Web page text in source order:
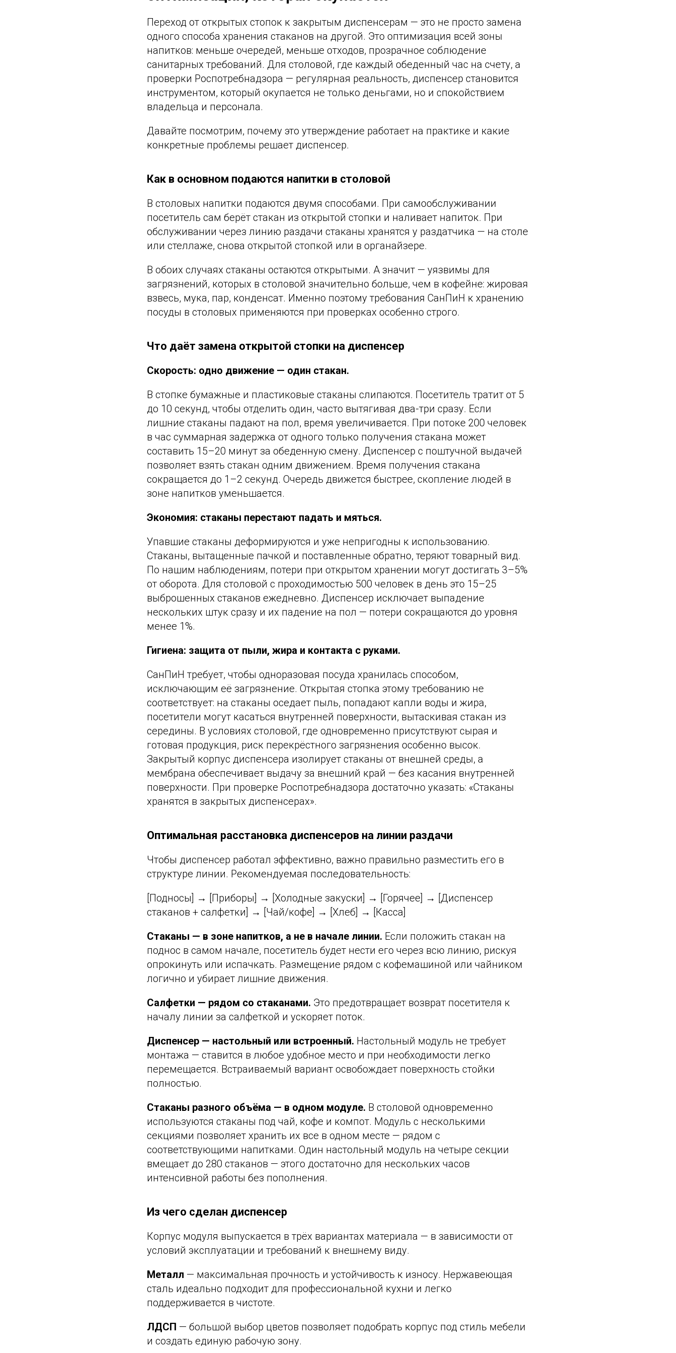
Переход от открытых стопок к закрытым диспенсерам — это не просто замена
одного способа хранения стаканов на другой. Это оптимизация всей зоны
напитков: меньше очередей, меньше отходов, прозрачное соблюдение
санитарных требований. Для столовой, где каждый обеденный час на счету, а
проверки Роспотребнадзора — регулярная реальность, диспенсер становится
инструментом, который окупается не только деньгами, но и спокойствием
владельца и персонала.
Давайте посмотрим, почему это утверждение работает на практике и какие
конкретные проблемы решает диспенсер.
Как в основном подаются напитки в столовой
В столовых напитки подаются двумя способами. При самообслуживании
посетитель сам берёт стакан из открытой стопки и наливает напиток. При
обслуживании через линию раздачи стаканы хранятся у раздатчика — на столе
или стеллаже, снова открытой стопкой или в органайзере.
В обоих случаях стаканы остаются открытыми. А значит — уязвимы для
загрязнений, которых в столовой значительно больше, чем в кофейне: жировая
взвесь, мука, пар, конденсат. Именно поэтому требования СанПиН к хранению
посуды в столовых применяются при проверках особенно строго.
Что даёт замена открытой стопки на диспенсер
Скорость: одно движение — один стакан.
В стопке бумажные и пластиковые стаканы слипаются. Посетитель тратит от 5
до 10 секунд, чтобы отделить один, часто вытягивая два-три сразу. Если
лишние стаканы падают на пол, время увеличивается. При потоке 200 человек
в час суммарная задержка от одного только получения стакана может
составить 15–20 минут за обеденную смену. Диспенсер с поштучной выдачей
позволяет взять стакан одним движением. Время получения стакана
сокращается до 1–2 секунд. Очередь движется быстрее, скопление людей в
зоне напитков уменьшается.
Экономия: стаканы перестают падать и мяться.
Упавшие стаканы деформируются и уже непригодны к использованию.
Стаканы, вытащенные пачкой и поставленные обратно, теряют товарный вид.
По нашим наблюдениям, потери при открытом хранении могут достигать 3–5%
от оборота. Для столовой с проходимостью 500 человек в день это 15–25
выброшенных стаканов ежедневно. Диспенсер исключает выпадение
нескольких штук сразу и их падение на пол — потери сокращаются до уровня
менее 1%.
Гигиена: защита от пыли, жира и контакта с руками.
СанПиН требует, чтобы одноразовая посуда хранилась способом,
исключающим её загрязнение. Открытая стопка этому требованию не
соответствует: на стаканы оседает пыль, попадают капли воды и жира,
посетители могут касаться внутренней поверхности, вытаскивая стакан из
середины. В условиях столовой, где одновременно присутствуют сырая и
готовая продукция, риск перекрёстного загрязнения особенно высок.
Закрытый корпус диспенсера изолирует стаканы от внешней среды, а
мембрана обеспечивает выдачу за внешний край — без касания внутренней
поверхности. При проверке Роспотребнадзора достаточно указать: «Стаканы
хранятся в закрытых диспенсерах».
Оптимальная расстановка диспенсеров на линии раздачи
Чтобы диспенсер работал эффективно, важно правильно разместить его в
структуре линии. Рекомендуемая последовательность:
[Подносы] → [Приборы] → [Холодные закуски] → [Горячее] → [Диспенсер
стаканов + салфетки] → [Чай/кофе] → [Хлеб] → [Касса]
Стаканы — в зоне напитков, а не в начале линии. Если положить стакан на
поднос в самом начале, посетитель будет нести его через всю линию, рискуя
опрокинуть или испачкать. Размещение рядом с кофемашиной или чайником
логично и убирает лишние движения.
Салфетки — рядом со стаканами. Это предотвращает возврат посетителя к
началу линии за салфеткой и ускоряет поток.
Диспенсер — настольный или встроенный. Настольный модуль не требует
монтажа — ставится в любое удобное место и при необходимости легко
перемещается. Встраиваемый вариант освобождает поверхность стойки
полностью.
Стаканы разного объёма — в одном модуле. В столовой одновременно
используются стаканы под чай, кофе и компот. Модуль с несколькими
секциями позволяет хранить их все в одном месте — рядом с
соответствующими напитками. Один настольный модуль на четыре секции
вмещает до 280 стаканов — этого достаточно для нескольких часов
интенсивной работы без пополнения.
Из чего сделан диспенсер
Корпус модуля выпускается в трёх вариантах материала — в зависимости от
условий эксплуатации и требований к внешнему виду.
Металл — максимальная прочность и устойчивость к износу. Нержавеющая
сталь идеально подходит для профессиональной кухни и легко
поддерживается в чистоте.
ЛДСП — большой выбор цветов позволяет подобрать корпус под стиль мебели
и создать единую рабочую зону.